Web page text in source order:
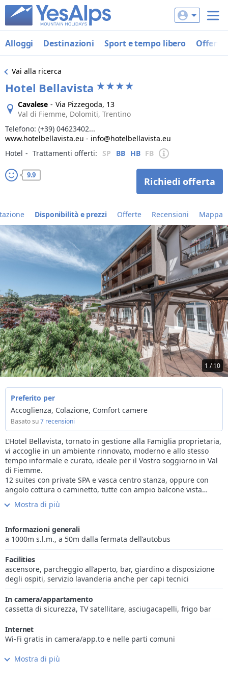
Alloggi Destinazioni Sport e tempo libero Offerte
Vai alla ricerca
Hotel Bellavista
Cavalese - Via Pizzegoda, 13
Val di Fiemme, Dolomiti, Trentino
Telefono: (+39) 04623402...
www.hotelbellavista.eu - info@hotelbellavista.eu
Hotel ‐ Trattamenti offerti: SP BB HB FB
9.9
Richiedi offerta
Disponibilità e prezzi Offerte Recensioni Mappa
1 / 10
L’Hotel Bellavista, tornato in gestione alla Famiglia proprietaria,
vi accoglie in un ambiente rinnovato, moderno e allo stesso
tempo informale e curato, ideale per il Vostro soggiorno in Val
di Fiemme.
12 suites con private SPA e vasca centro stanza, oppure con
angolo cottura o caminetto, tutte con ampio balcone vista
Lagorai, per vacanze indimenticabili.
I servizi del Bellavista, dedicati alla famiglia, allo sport ed alle
e certificata A.I.C. per gli ospiti celiaci, per deliziare il palato, e
un’area sky-wellness per arricchire di coccole i Vostri momenti
di relax.
In Val di Fiemme da scoprire i boschi dell’abete rosso, dei cervi,
i profumi dei prati in fiore, con i colori della montagna pura, i
freschi alpeggi rigogliosi. Con la Fiemme Guest Card che
riceverete in hotel potrete percepire e godere l’unicità di
questa Valle, nel cuore delle Dolomiti, Patrimonio dell’Unesco.
Mostra di più
Preferito per
Accoglienza, Colazione, Comfort camere
Basato su7 recensioni
Informazioni generali
a 1000m s.l.m., a 50m dalla fermata dell’autobus
Facilities
ascensore, parcheggio all’aperto, bar, giardino a disposizione
degli ospiti, servizio lavanderia anche per capi tecnici
In camera/appartamento
cassetta di sicurezza, TV satellitare, asciugacapelli, frigo bar
Internet
Wi-Fi gratis in camera/app.to e nelle parti comuni
Cucina
Mostra di più